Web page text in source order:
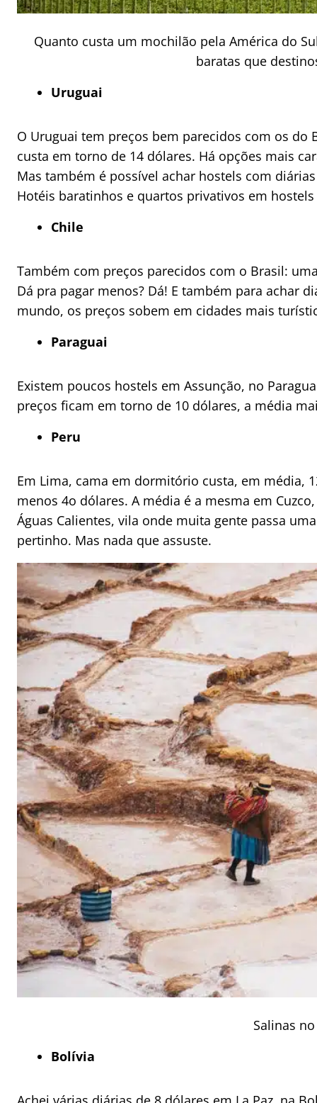
Quanto custa um mochilão pela América do
baratas que
Uruguai
O Uruguai tem preços bem parecidos com os
custa em torno de 14 dólares. Há opções mais
Mas também é possível achar hostels com
Hotéis baratinhos e quartos privativos em
Chile
Também com preços parecidos com o Brasil:
Dá pra pagar menos? Dá! E também para achar
mundo, os preços sobem em cidades mais
Paraguai
Existem poucos hostels em Assunção, no
preços ficam em torno de 10 dólares, a média
Peru
Em Lima, cama em dormitório custa, em média,
menos 4o dólares. A média é a mesma em
Águas Calientes, vila onde muita gente passa
pertinho. Mas nada que assuste.
Salinas
Bolívia